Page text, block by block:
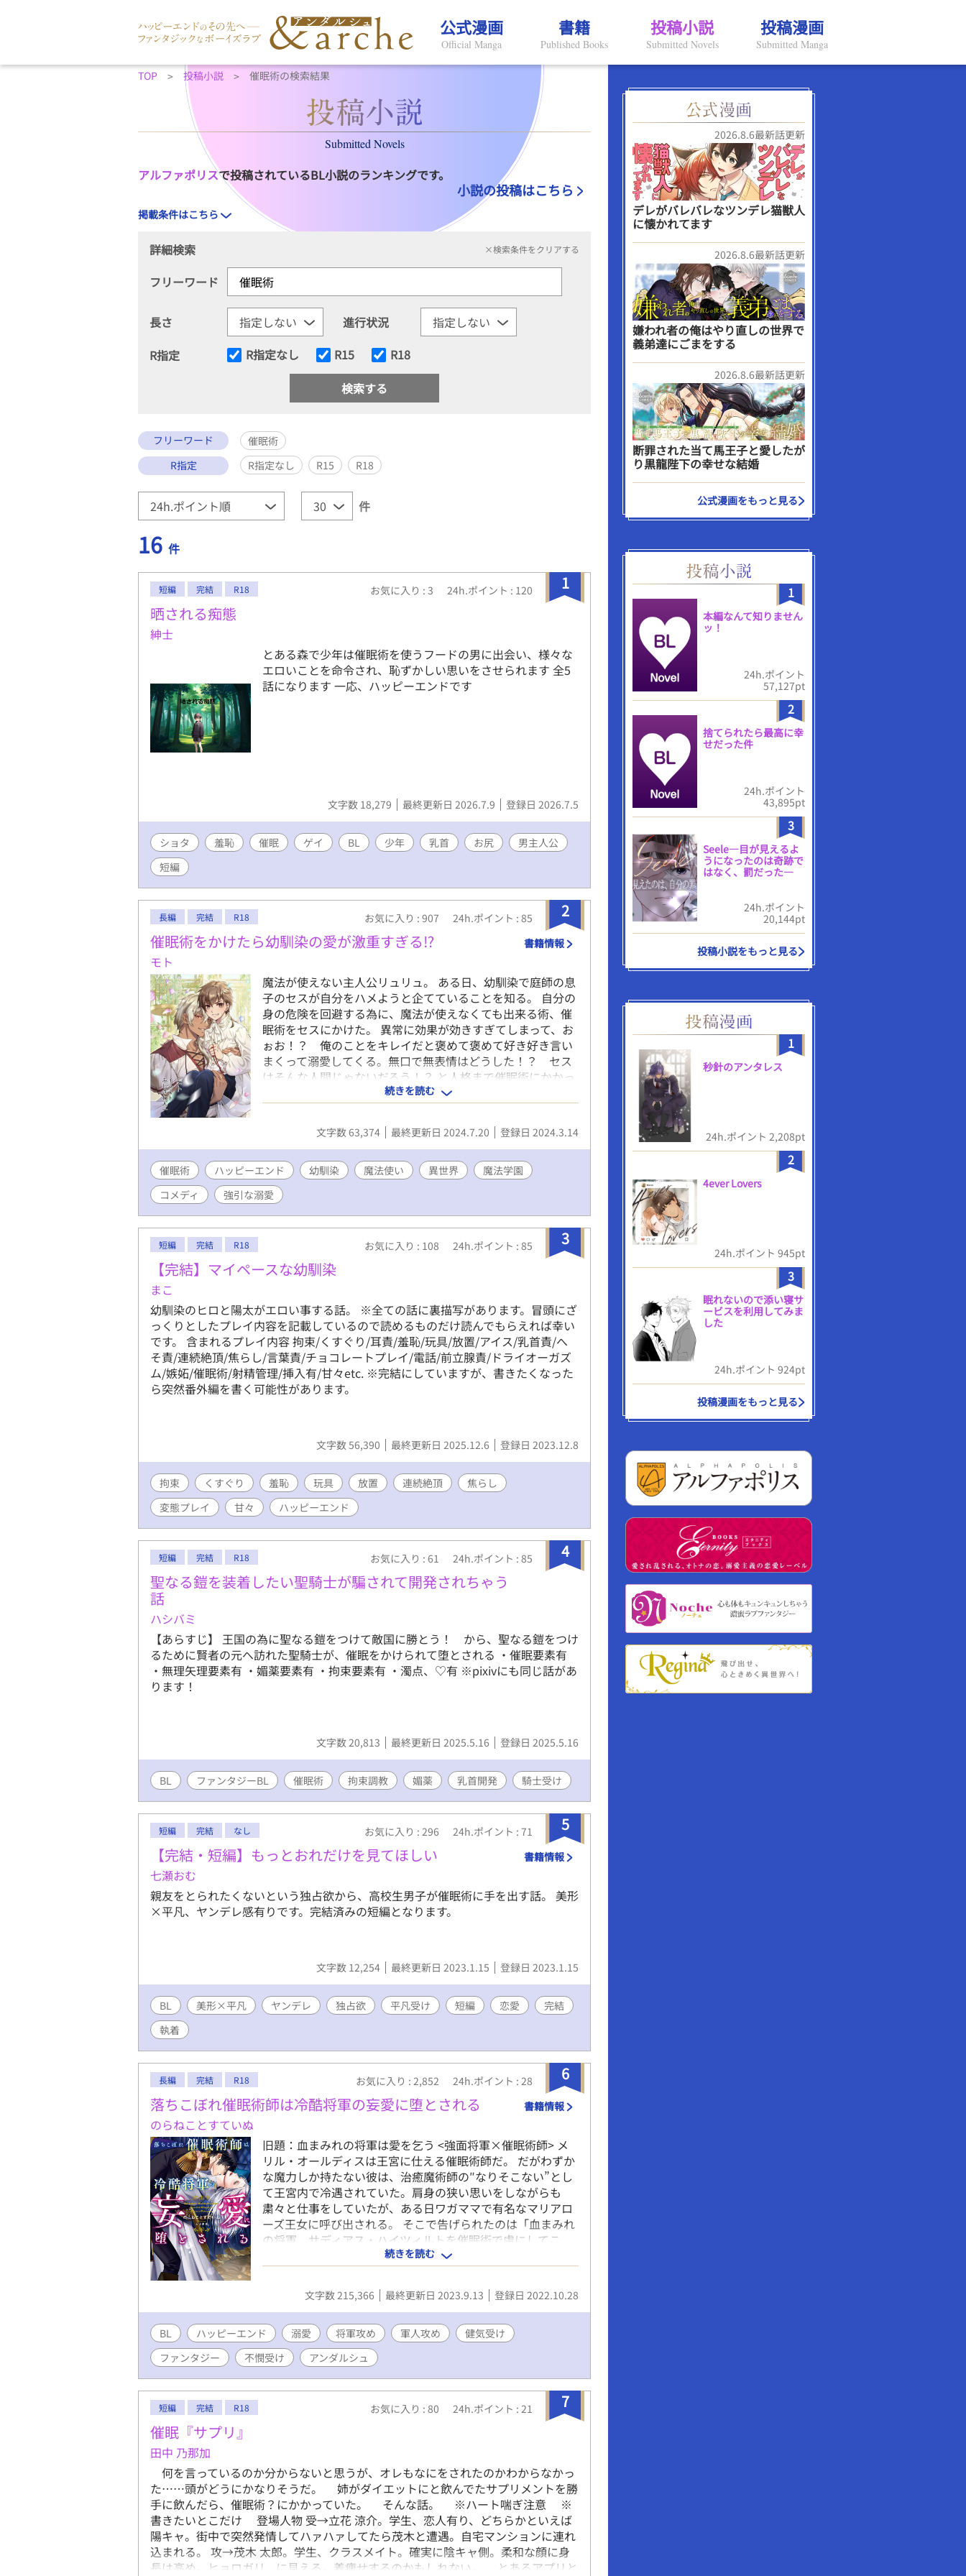
公式漫画
Official Manga
書籍
Published Books
投稿小説
Submitted Novels
投稿漫画
Submitted Manga
TOP 投稿小説 催眠術の検索結果
Submitted Novels
アルファポリスで投稿されているBL小説のランキングです。
小説の投稿はこちら
掲載条件はこちら
詳細検索 ×検索条件をクリアする
フリーワード
長さ
進行状況
R指定
R指定なし R15 R18
フリーワード
催眠術
R指定
R指定なし R15 R18
件
16 件
1
短編 完結 R18 お気に入り : 3 24h.ポイント : 120
晒される痴態
紳士
とある森で少年は催眠術を使うフードの男に出会い、様々な
エロいことを命令され、恥ずかしい思いをさせられます 全5
話になります 一応、ハッピーエンドです
文字数 18,279 最終更新日 2026.7.9 登録日 2026.7.5
ショタ 羞恥 催眠 ゲイ BL 少年 乳首 お尻
男主人公
短編
2
長編 完結 R18 お気に入り : 907 24h.ポイント : 85
催眠術をかけたら幼馴染の愛が激重すぎる⁉
モト
書籍情報
魔法が使えない主人公リュリュ。 ある日、幼馴染で庭師の息
子のセスが自分をハメようと企てていることを知る。 自分の
身の危険を回避する為に、魔法が使えなくても出来る術、催
眠術をセスにかけた。 異常に効果が効きすぎてしまって、お
ぉお！？ 俺のことをキレイだと褒めて褒めて好き好き言い
まくって溺愛してくる。無口で無表情はどうした！？ セス
はそんな人間じゃないだろう！？ と人格まで催眠術にかかっ
て変わる話だけど、本当のところは……。 2023に『幼馴染に
催眠術をかけたら溺愛されまくちゃった⁉』で掲載しており
ましたが、全体を改稿し、あまりに内容変更が多いのでアッ
プし直しました。 改稿前とストーリーがやや異なっていま
続きを読む
文字数 63,374 最終更新日 2024.7.20 登録日 2024.3.14
催眠術 ハッピーエンド 幼馴染 魔法使い 異世界
魔法学園
コメディ
強引な溺愛
3
短編 完結 R18 お気に入り : 108 24h.ポイント : 85
【完結】マイペースな幼馴染
まこ
幼馴染のヒロと陽太がエロい事する話。 ※全ての話に裏描写があります。冒頭にざ
っくりとしたプレイ内容を記載しているので読めるものだけ読んでもらえれば幸い
です。 含まれるプレイ内容 拘束/くすぐり/耳責/羞恥/玩具/放置/アイス/乳首責/へ
そ責/連続絶頂/焦らし/言葉責/チョコレートプレイ/電話/前立腺責/ドライオーガズ
ム/嫉妬/催眠術/射精管理/挿入有/甘々etc. ※完結にしていますが、書きたくなった
ら突然番外編を書く可能性があります。
文字数 56,390 最終更新日 2025.12.6 登録日 2023.12.8
拘束 くすぐり 羞恥 玩具 放置 連続絶頂
焦らし
変態プレイ
甘々 ハッピーエンド
4
短編 完結 R18 お気に入り : 61 24h.ポイント : 85
聖なる鎧を装着したい聖騎士が騙されて開発されちゃう
話
ハシバミ
【あらすじ】 王国の為に聖なる鎧をつけて敵国に勝とう！ から、聖なる鎧をつけ
るために賢者の元へ訪れた聖騎士が、催眠をかけられて堕とされる ・催眠要素有
・無理矢理要素有 ・媚薬要素有 ・拘束要素有 ・濁点、♡有 ※pixivにも同じ話があ
ります！
文字数 20,813 最終更新日 2025.5.16 登録日 2025.5.16
BL ファンタジーBL 催眠術 拘束調教 媚薬 乳首開発 騎士受け
5
短編 完結 なし お気に入り : 296 24h.ポイント : 71
【完結・短編】もっとおれだけを見てほしい
七瀬おむ
書籍情報
親友をとられたくないという独占欲から、高校生男子が催眠術に手を出す話。 美形
×平凡、ヤンデレ感有りです。完結済みの短編となります。
文字数 12,254 最終更新日 2023.1.15 登録日 2023.1.15
BL 美形×平凡 ヤンデレ 独占欲 平凡受け 短編 恋愛
完結
執着
6
長編 完結 R18 お気に入り : 2,852 24h.ポイント : 28
落ちこぼれ催眠術師は冷酷将軍の妄愛に堕とされる
のらねことすていぬ
書籍情報
旧題：血まみれの将軍は愛を乞う <強面将軍×催眠術師> メ
リル・オールディスは王宮に仕える催眠術師だ。 だがわずか
な魔力しか持たない彼は、治癒魔術師の″なりそこない”とし
て王宮内で冷遇されていた。肩身の狭い思いをしながらも
粛々と仕事をしていたが、ある日ワガママで有名なマリアロ
ーズ王女に呼び出される。 そこで告げられたのは「血まみれ
の将軍、サディアス・ハイツィルトを催眠術で虜にしてこ
い」とのことだった。 そんなことは無理だと混乱するメリ
ル。だが事態は思わぬ方向へ進んで……？ 頑張り屋の受け
が、冷たそうに見える攻めに溺愛されるお話。 ※グロいシー
ンはありません ◇◇◇ 毎日更新。 第10回BL小説大賞、ファ
ございます！ ◇◇◇
続きを読む
文字数 215,366 最終更新日 2023.9.13 登録日 2022.10.28
BL ハッピーエンド 溺愛 将軍攻め 軍人攻め
健気受け
ファンタジー
不憫受け アンダルシュ
7
短編 完結 R18 お気に入り : 80 24h.ポイント : 21
催眠『サプリ』
田中 乃那加
何を言っているのか分からないと思うが、オレもなにをされたのかわからなかっ
た……頭がどうにかなりそうだ。 姉がダイエットにと飲んでたサプリメントを勝
手に飲んだら、催眠術？にかかっていた。 そんな話。 ※ハート喘ぎ注意 ※
書きたいとこだけ 登場人物 受→立花 涼介。学生、恋人有り、どちらかといえば
陽キャ。街中で突然発情してハァハァしてたら茂木と遭遇。自宅マンションに連れ
込まれる。 攻→茂木 太郎。学生、クラスメイト。確実に陰キャ側。柔和な顔に身
長は高め。ヒョロガリ、に見える。着痩せするのかもしれない。 とあるアプリと
2026.8.6最新話更新
デレがバレバレなツンデレ猫獣人
に懐かれてます
2026.8.6最新話更新
嫌われ者の俺はやり直しの世界で
義弟達にごまをする
2026.8.6最新話更新
断罪された当て馬王子と愛したが
り黒龍陛下の幸せな結婚
公式漫画をもっと見る
1
本編なんて知りません
ッ！
24h.ポイント
57,127pt
2
捨てられたら最高に幸
せだった件
24h.ポイント
43,895pt
3
Seele―目が見えるよ
うになったのは奇跡で
はなく、罰だった―
24h.ポイント
20,144pt
投稿小説をもっと見る
1
秒針のアンタレス
24h.ポイント 2,208pt
2
4ever Lovers
24h.ポイント 945pt
3
眠れないので添い寝サ
ービスを利用してみま
した
24h.ポイント 924pt
投稿漫画をもっと見る